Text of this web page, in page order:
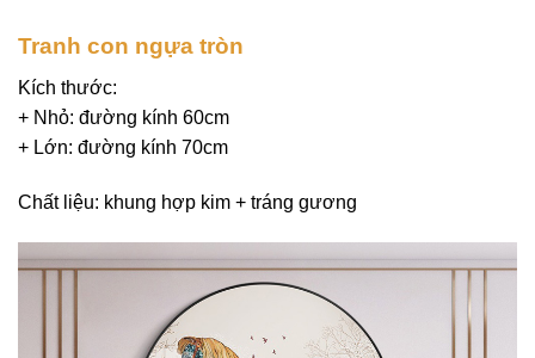
Tranh con ngựa tròn
Kích thước:
+ Nhỏ: đường kính 60cm
+ Lớn: đường kính 70cm
Chất liệu: khung hợp kim + tráng gương